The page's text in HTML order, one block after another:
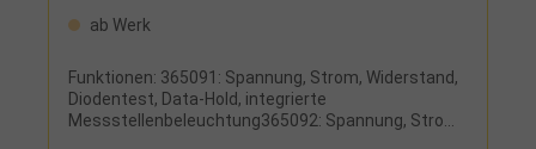
ab Werk
Funktionen: 365091: Spannung, Strom, Widerstand,
Diodentest, Data-Hold, integrierte
Messstellenbeleuchtung365092: Spannung, Strom,